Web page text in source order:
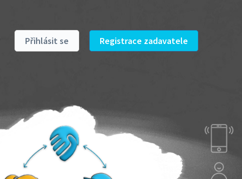
Přihlásit se Registrace zadavatele